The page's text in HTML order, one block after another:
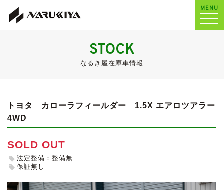
MENU
STOCK
なるき屋在庫車情報
トヨタ カローラフィールダー 1.5X エアロツアラー
4WD
SOLD OUT
法定整備：整備無
保証無し